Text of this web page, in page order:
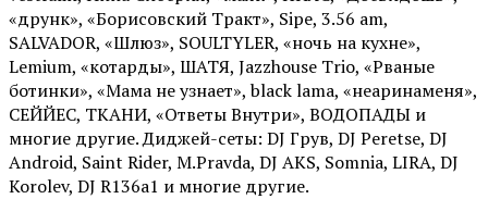
«друнк», «Борисовский Тракт», Sipe, 3.56 am,
SALVADOR, «Шлюз», SOULTYLER, «ночь на кухне»,
Lemium, «котарды», ШАТЯ, Jazzhouse Trio, «Рваные
ботинки», «Мама не узнает», black lama, «неаринаменя»,
СЕЙЙЕС, ТКАНИ, «Ответы Внутри», ВОДОПАДЫ и
многие другие. Диджей-сеты: DJ Грув, DJ Peretse, DJ
Android, Saint Rider, М.Pravda, DJ AKS, Somnia, LIRA, DJ
Korolev, DJ R136a1 и многие другие.